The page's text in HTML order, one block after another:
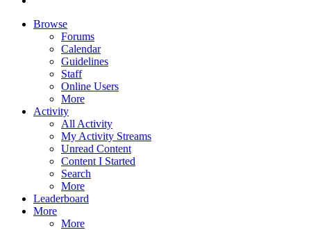
Browse
Forums
Calendar
Guidelines
Staff
Online Users
More
Activity
All Activity
My Activity Streams
Unread Content
Content I Started
Search
More
Leaderboard
More
More